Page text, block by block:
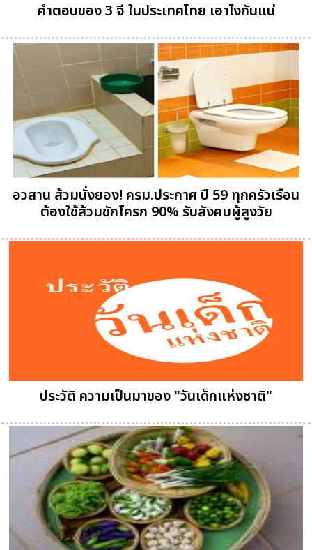
คำตอบของ 3 จี ในประเทศไทย เอาไงกันแน่
อวสาน ส้วมนั่งยอง! ครม.ประกาศ ปี 59 ทุกครัวเรือน
ต้องใช้ส้วมชักโครก 90% รับสังคมผู้สูงวัย
ประวัติ ความเป็นมาของ "วันเด็กแห่งชาติ"